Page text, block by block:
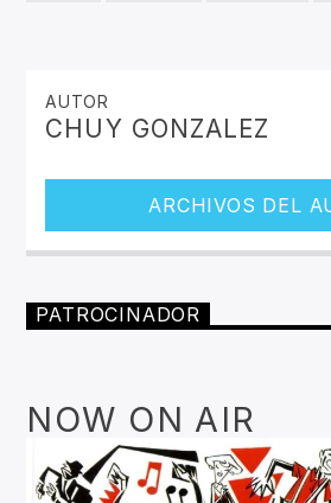
AUTOR
CHUY GONZALEZ
ARCHIVOS DEL
PATROCINADOR
NOW ON AIR